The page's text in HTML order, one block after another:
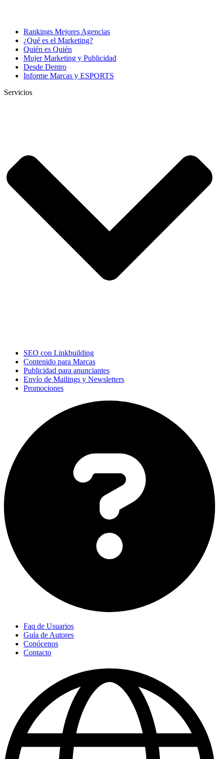
Rankings Mejores Agencias
¿Qué es el Marketing?
Quién es Quién
Mujer Marketing y Publicidad
Desde Dentro
Informe Marcas y ESPORTS
Servicios
SEO con Linkbuilding
Contenido para Marcas
Publicidad para anunciantes
Envío de Mailings y Newsletters
Promociones
Faq de Usuarios
Guía de Autores
Conócenos
Contacto